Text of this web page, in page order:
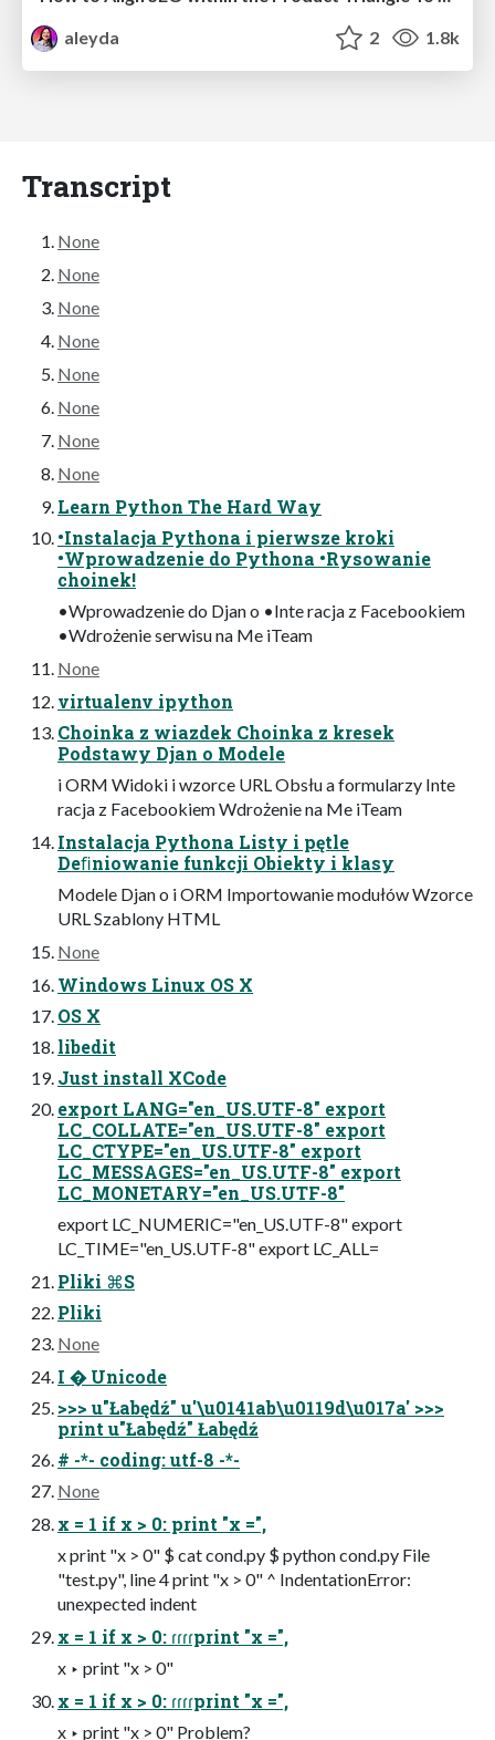
aleyda
2 1.8k
Transcript
None
None
None
None
None
None
None
None
Learn Python The Hard Way
•Instalacja Pythona i pierwsze kroki
•Wprowadzenie do Pythona •Rysowanie
choinek!
•Wprowadzenie do Djan o •Inte racja z Facebookiem
•Wdrożenie serwisu na Me iTeam
None
virtualenv ipython
Choinka z wiazdek Choinka z kresek
Podstawy Djan o Modele
i ORM Widoki i wzorce URL Obsłu a formularzy Inte
racja z Facebookiem Wdrożenie na Me iTeam
Instalacja Pythona Listy i pętle
Deﬁniowanie funkcji Obiekty i klasy
Modele Djan o i ORM Importowanie modułów Wzorce
URL Szablony HTML
None
Windows Linux OS X
OS X
libedit
Just install XCode
export LANG="en_US.UTF-8" export
LC_COLLATE="en_US.UTF-8" export
LC_CTYPE="en_US.UTF-8" export
LC_MESSAGES="en_US.UTF-8" export
LC_MONETARY="en_US.UTF-8"
export LC_NUMERIC="en_US.UTF-8" export
LC_TIME="en_US.UTF-8" export LC_ALL=
Pliki ⌘S
Pliki
None
I � Unicode
>>> u"Łabędź" u'\u0141ab\u0119d\u017a' >>>
print u"Łabędź" Łabędź
# -*- coding: utf-8 -*-
None
x = 1 if x > 0: print "x =",
x print "x > 0" $ cat cond.py $ python cond.py File
"test.py", line 4 print "x > 0" ^ IndentationError:
unexpected indent
x = 1 if x > 0: ɾɾɾɾprint "x =",
x ‣ print "x > 0"
x = 1 if x > 0: ɾɾɾɾprint "x =",
x ‣ print "x > 0" Problem?